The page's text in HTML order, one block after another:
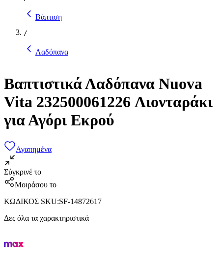
Βάπτιση
/
Λαδόπανα
Βαπτιστικά Λαδόπανα Nuova
Vita 232500061226 Λιονταράκι
για Αγόρι Εκρού
Αγαπημένα
Σύγκρινέ το
Μοιράσου το
ΚΩΔΙΚΟΣ SKU:SF-14872617
Δες όλα τα χαρακτηριστικά